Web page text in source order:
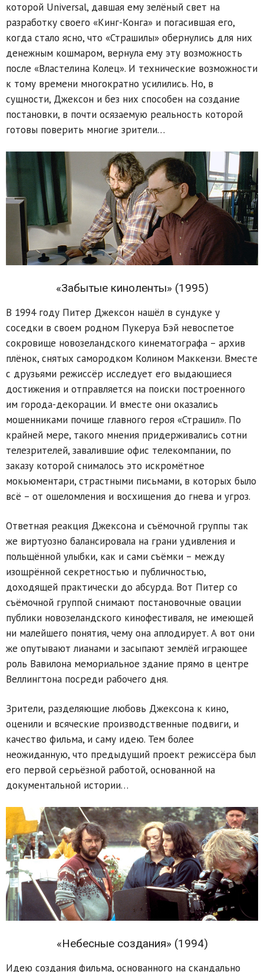
которой Universal, давшая ему зелёный свет на
разработку своего «Кинг-Конга» и погасившая его,
когда стало ясно, что «Страшилы» обернулись для них
денежным кошмаром, вернула ему эту возможность
после «Властелина Колец». И технические возможности
к тому времени многократно усилились. Но, в
сущности, Джексон и без них способен на создание
постановки, в почти осязаемую реальность которой
готовы поверить многие зрители…
«Забытые киноленты» (1995)
В 1994 году Питер Джексон нашёл в сундуке у
соседки в своем родном Пукеруа Бэй невоспетое
сокровище новозеландского кинематографа – архив
плёнок, снятых самородком Колином Маккензи. Вместе
с друзьями режиссёр исследует его выдающиеся
достижения и отправляется на поиски построенного
им города-декорации. И вместе они оказались
мошенниками почище главного героя «Страшил». По
крайней мере, такого мнения придерживались сотни
телезрителей, завалившие офис телекомпании, по
заказу которой снималось это искромётное
мокьюментари, страстными письмами, в которых было
всё – от ошеломления и восхищения до гнева и угроз.
Ответная реакция Джексона и съёмочной группы так
же виртуозно балансировала на грани удивления и
польщённой улыбки, как и сами съёмки – между
изощрённой секретностью и публичностью,
доходящей практически до абсурда. Вот Питер со
съёмочной группой снимают постановочные овации
публики новозеландского кинофестиваля, не имеющей
ни малейшего понятия, чему она аплодирует. А вот они
же опутывают лианами и засыпают землёй играющее
роль Вавилона мемориальное здание прямо в центре
Веллингтона посреди рабочего дня.
Зрители, разделяющие любовь Джексона к кино,
оценили и всяческие производственные подвиги, и
качество фильма, и саму идею. Тем более
неожиданную, что предыдущий проект режиссёра был
его первой серьёзной работой, основанной на
документальной истории…
«Небесные создания» (1994)
Идею создания фильма, основанного на скандально